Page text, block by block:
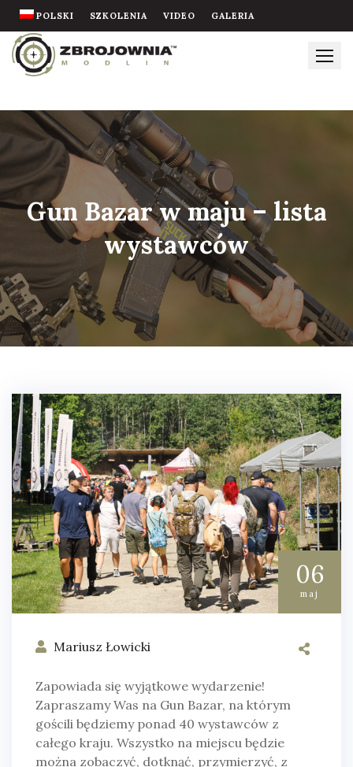
Skip
to
content
POLSKI SZKOLENIA VIDEO GALERIA
Gun Bazar w maju – lista
wystawców
Mariusz Łowicki
06
maj
Zapowiada się wyjątkowe wydarzenie!
Zapraszamy Was na Gun Bazar, na którym
gościli będziemy ponad 40 wystawców z
całego kraju. Wszystko na miejscu będzie
można zobaczyć, dotknąć, przymierzyć, z